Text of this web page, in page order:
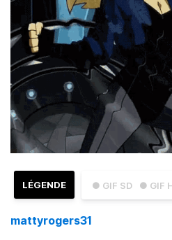
● GIF SD ● GIF
LÉGENDE
mattyrogers31